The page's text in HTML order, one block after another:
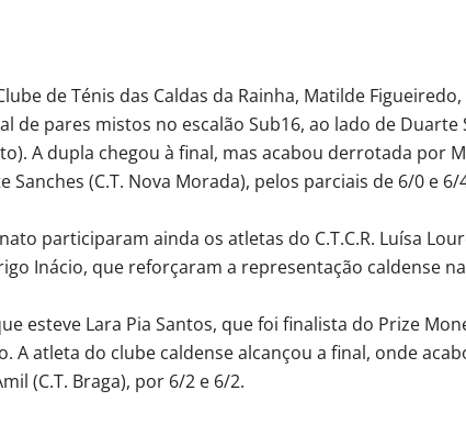
de Ténis das Caldas da Rainha, Matilde
de pares mistos no escalão Sub16, ao lado de Duarte
A dupla chegou à final, mas acabou derrotada por
Sanches (C.T. Nova Morada), pelos parciais de 6/0 e 6/
participaram ainda os atletas do C.T.C.R. Luísa
Inácio, que reforçaram a representação caldense
esteve Lara Pia Santos, que foi finalista do Prize
A atleta do clube caldense alcançou a final, onde
(C.T. Braga), por 6/2 e 6/2.